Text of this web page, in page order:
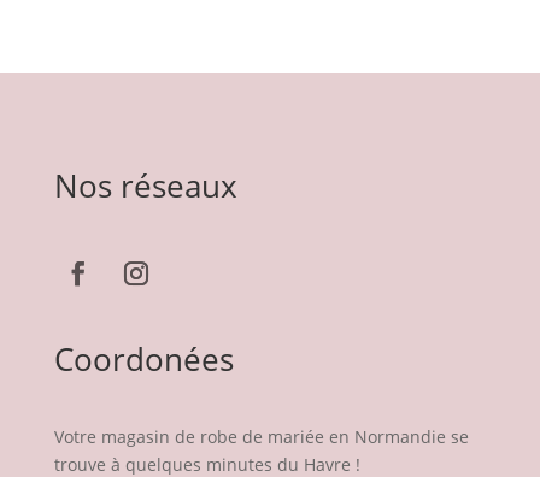
Nos réseaux
Coordonées
Votre magasin de robe de mariée en Normandie se
trouve à quelques minutes du Havre !